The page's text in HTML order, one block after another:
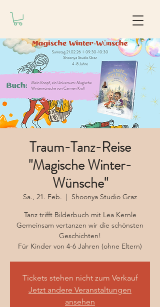
Traum-Tanz-Reise
"Magische Winter-
Wünsche"
Sa., 21. Feb.
  |
Shoonya Studio Graz
Tanz trifft Bilderbuch mit Lea Kernle
Gemeinsam vertanzen wir die schönsten
Geschichten!
Für Kinder von 4-6 Jahren (ohne Eltern)
Tickets stehen nicht zum Verkauf
Jetzt andere Veranstaltungen
ansehen